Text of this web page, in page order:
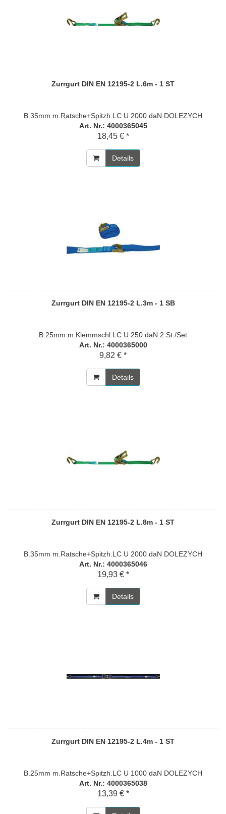
Zurrgurt DIN EN 12195-2 L.6m - 1 ST
B.35mm m.Ratsche+Spitzh.LC U 2000 daN DOLEZYCH
Art. Nr.: 4000365045
18,45 € *
Details
Zurrgurt DIN EN 12195-2 L.3m - 1 SB
B.25mm m.Klemmschl.LC U 250 daN 2 St./Set
Art. Nr.: 4000365000
9,82 € *
Details
Zurrgurt DIN EN 12195-2 L.8m - 1 ST
B.35mm m.Ratsche+Spitzh.LC U 2000 daN DOLEZYCH
Art. Nr.: 4000365046
19,93 € *
Details
Zurrgurt DIN EN 12195-2 L.4m - 1 ST
B.25mm m.Ratsche+Spitzh.LC U 1000 daN DOLEZYCH
Art. Nr.: 4000365038
13,39 € *